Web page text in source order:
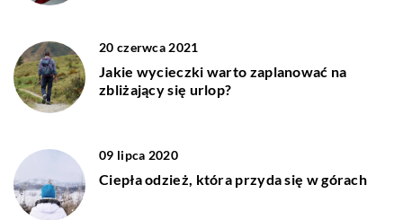
20 czerwca 2021
Jakie wycieczki warto zaplanować na
zbliżający się urlop?
09 lipca 2020
Ciepła odzież, która przyda się w górach